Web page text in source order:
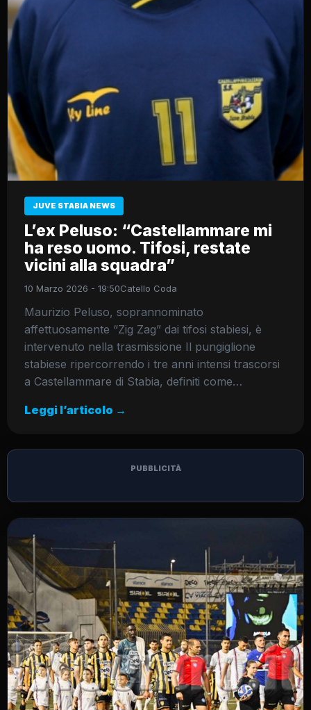
JUVE STABIA NEWS
L’ex Peluso: “Castellammare mi
ha reso uomo. Tifosi, restate
vicini alla squadra”
10 Marzo 2026 - 19:50Catello Coda
Maurizio Peluso, soprannominato
affettuosamente “Zig Zag” dai tifosi stabiesi, è
intervenuto nella trasmissione Il pungiglione
stabiese ripercorrendo i tre anni intensi trascorsi
a Castellammare di Stabia, definiti come…
Leggi l’articolo →
PUBBLICITÀ